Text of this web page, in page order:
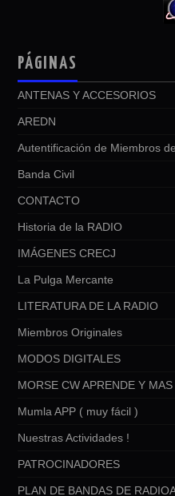
PÁGINAS
ANTENAS Y ACCESORIOS
AREDN
Autentificación de Miembros
Banda Civil
CONTACTO
Historia de la RADIO
IMÁGENES CRECJ
La Pulga Mercante
LITERATURA DE LA RADIO
Miembros Originales
MODOS DIGITALES
MORSE CW APRENDE Y MAS
Mumla APP ( muy fácil )
Nuestras Actividades !
PATROCINADORES
PLAN DE BANDAS DE